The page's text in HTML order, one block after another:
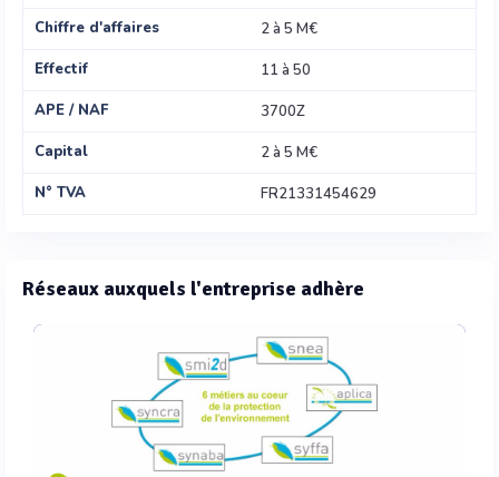
Chiffre d'affaires
2 à 5 M€
Effectif
11 à 50
APE / NAF
3700Z
Capital
2 à 5 M€
N° TVA
FR21331454629
Réseaux auxquels l'entreprise adhère